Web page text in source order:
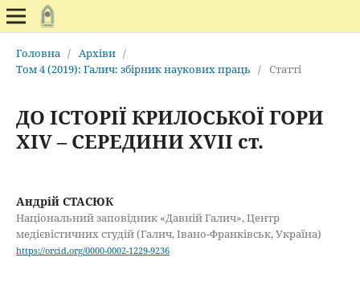
Головна / Архіви /
Том 4 (2019): Галич: збірник наукових праць / Статті
ДО ІСТОРІЇ КРИЛОСЬКОЇ ГОРИ
ХIV – СЕРЕДИНИ XVII ст.
Андрій СТАСЮК
Національний заповідник «Давній Галич», Центр
медієвістичних студій (Галич, Івано-Франківськ, Україна)
https://orcid.org/0000-0002-1229-9236